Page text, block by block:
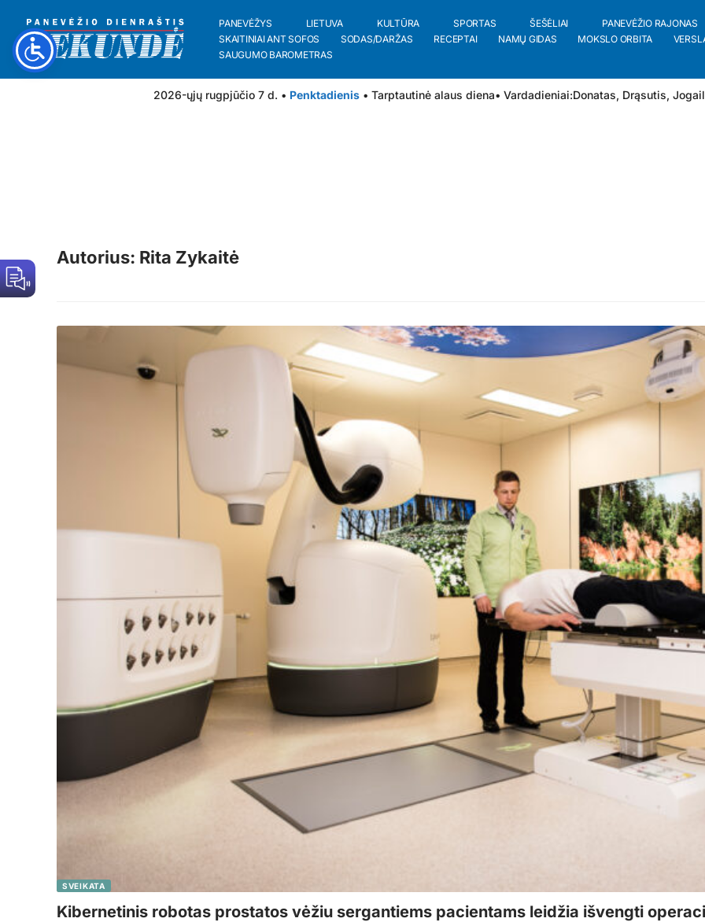
PANEVĖŽYS LIETUVA KULTŪRA SPORTAS ŠEŠĖLIAI
PANEVĖŽIO RAJONAS
SKAITINIAI ANT SOFOS
SODAS/DARŽAS RECEPTAI NAMŲ GIDAS MOKSLO ORBITA
SAUGUMO BAROMETRAS
2026-ųjų rugpjūčio 7 d. • Penktadienis • Tarptautinė alaus diena• Vardadieniai:Donatas, Drąsutis,
Autorius: Rita Zykaitė
SVEIKATA
Kibernetinis robotas prostatos vėžiu sergantiems pacientams leidžia išvengti